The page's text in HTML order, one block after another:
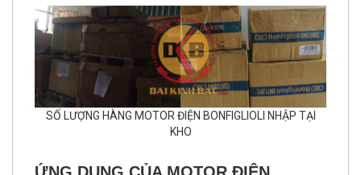
SỐ LƯỢNG HÀNG MOTOR ĐIỆN BONFIGLIOLI NHẬP TẠI
KHO